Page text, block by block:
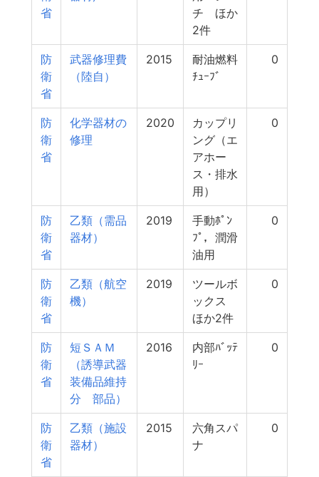
省
チ ほか
2件
防
衛
省
武器修理費
（陸自）
2015
耐油燃料
ﾁｭｰﾌﾞ
0
防
衛
省
化学器材の
修理
2020
カップリ
ング（エ
アホー
ス・排水
用）
0
防
衛
省
乙類（需品
器材）
2019
手動ﾎﾟﾝ
ﾌﾟ，潤滑
油用
0
防
衛
省
乙類（航空
機）
2019
ツールボ
ックス
ほか2件
0
防
衛
省
短ＳＡＭ
（誘導武器
装備品維持
分 部品）
2016
内部ﾊﾞｯﾃ
ﾘｰ
0
防
衛
省
乙類（施設
器材）
2015
六角スパ
ナ
0